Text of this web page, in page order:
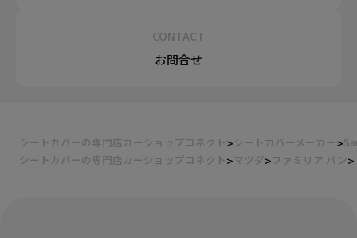
CONTACT
お問合せ
シートカバーの専門店カーショップコネクト シートカバーメーカー
シートカバーの専門店カーショップコネクト
マツダ ファミリア バン